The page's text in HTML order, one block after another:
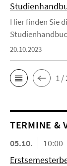
Hier finden Sie
20.10.2023
1 /
TERMINE &
05.10.
10:00